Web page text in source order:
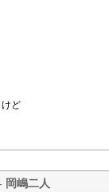
ど
岡嶋二人